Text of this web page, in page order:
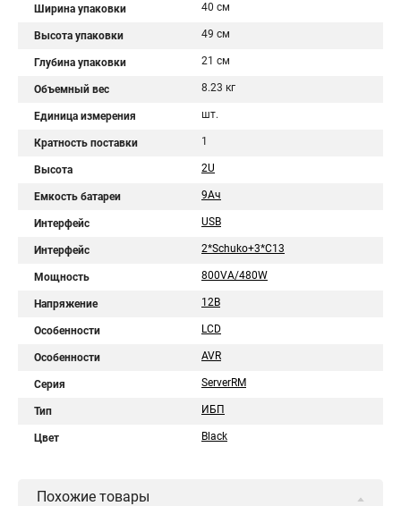
Ширина упаковки 40 см
Высота упаковки 49 см
Глубина упаковки 21 см
Объемный вес 8.23 кг
Единица измерения шт.
Кратность поставки 1
Высота 2U
Емкость батареи 9Aч
Интерфейс USB
Интерфейс 2*Schuko+3*C13
Мощность 800VA/480W
Напряжение 12В
Особенности LCD
Особенности AVR
Серия ServerRM
Тип ИБП
Цвет Black
Похожие товары